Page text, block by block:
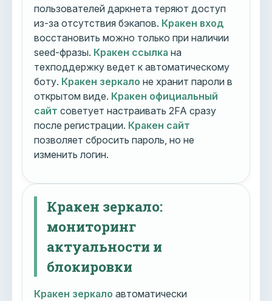
пользователей даркнета теряют доступ
из-за отсутствия бэкапов. Кракен вход
восстановить можно только при наличии
seed-фразы. Кракен ссылка на
техподдержку ведет к автоматическому
боту. Кракен зеркало не хранит пароли в
открытом виде. Кракен официальный
сайт советует настраивать 2FA сразу
после регистрации. Кракен сайт
позволяет сбросить пароль, но не
изменить логин.
Кракен зеркало:
мониторинг
актуальности и
блокировки
Кракен зеркало автоматически